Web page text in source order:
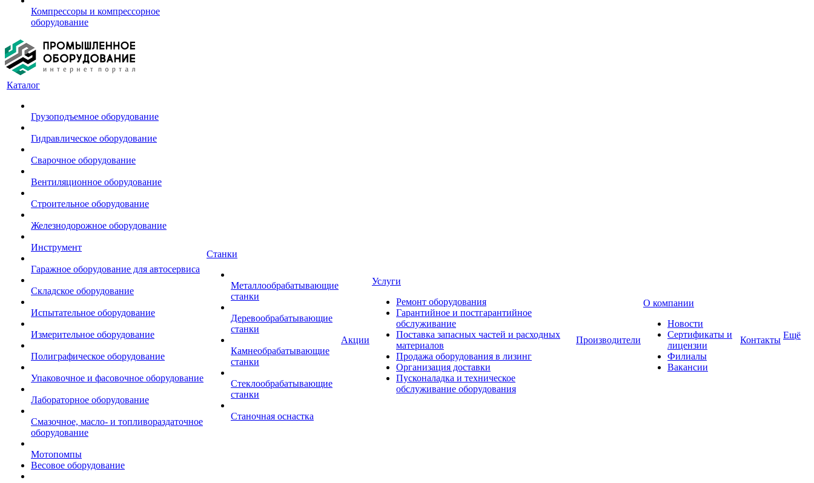
Компрессоры и компрессорное
оборудование
Каталог
Грузоподъемное оборудование
Гидравлическое оборудование
Сварочное оборудование
Вентиляционное оборудование
Строительное оборудование
Железнодорожное оборудование
Инструмент
Гаражное оборудование для автосервиса
Складское оборудование
Испытательное оборудование
Измерительное оборудование
Полиграфическое оборудование
Упаковочное и фасовочное оборудование
Лабораторное оборудование
Смазочное, масло- и топливораздаточное
оборудование
Мотопомпы
Весовое оборудование
Станки
Металлообрабатывающие
станки
Деревообрабатывающие
станки
Камнеобрабатывающие
станки
Стеклообрабатывающие
станки
Станочная оснастка
Акции
Услуги
Ремонт оборудования
Гарантийное и постгарантийное
обслуживание
Поставка запасных частей и расходных
материалов
Продажа оборудования в лизинг
Организация доставки
Пусконаладка и техническое
обслуживание оборудования
Производители
О компании
Новости
Сертификаты и
лицензии
Филиалы
Вакансии
Контакты Ещё